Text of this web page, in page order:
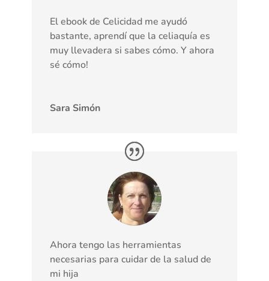
El ebook de Celicidad me ayudó
bastante, aprendí que la celiaquía es
muy llevadera si sabes cómo. Y ahora
sé cómo!
Sara Simón
Ahora tengo las herramientas
necesarias para cuidar de la salud de
mi hija